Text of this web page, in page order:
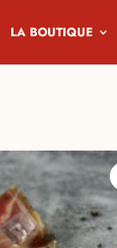
LA BOUTIQUE